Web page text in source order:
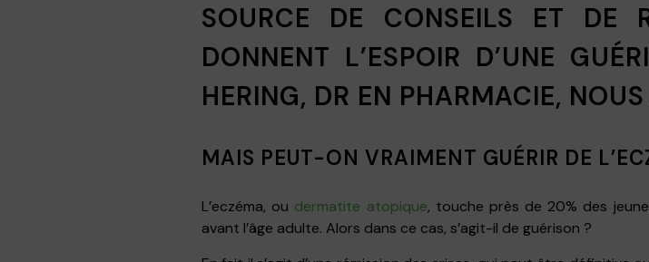
SOURCE DE CONSEILS ET DE
DONNENT L’ESPOIR D’UNE
HERING, DR EN PHARMACIE,
MAIS PEUT-ON VRAIMENT GUÉRIR DE
L’eczéma, ou dermatite atopique, touche près de 20% des
avant l’âge adulte. Alors dans ce cas, s’agit-il de guérison ?